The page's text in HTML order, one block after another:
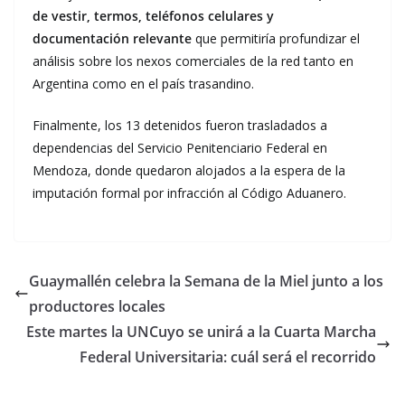
de vestir, termos, teléfonos celulares y
documentación relevante que permitiría profundizar el
análisis sobre los nexos comerciales de la red tanto en
Argentina como en el país trasandino.
Finalmente, los 13 detenidos fueron trasladados a
dependencias del Servicio Penitenciario Federal en
Mendoza, donde quedaron alojados a la espera de la
imputación formal por infracción al Código Aduanero.
Guaymallén celebra la Semana de la Miel junto a los
productores locales
Este martes la UNCuyo se unirá a la Cuarta Marcha
Federal Universitaria: cuál será el recorrido